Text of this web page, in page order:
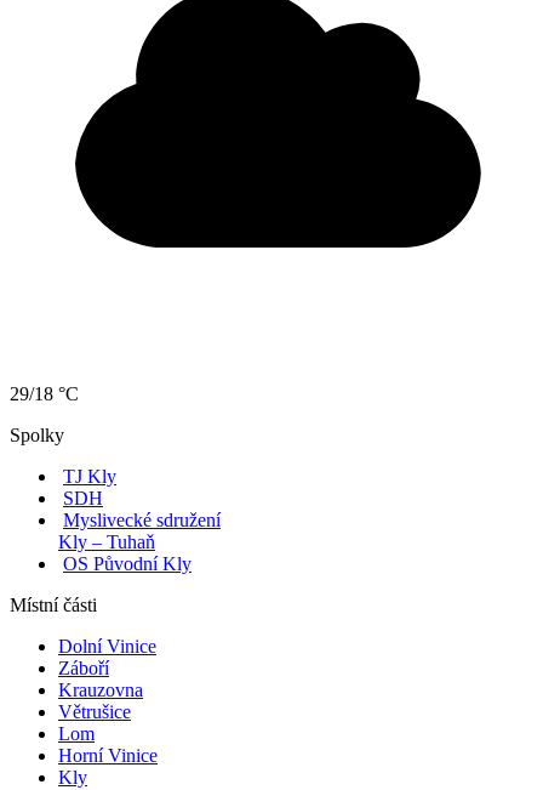
29/18 °C
Spolky
TJ Kly
SDH
Myslivecké sdružení
Kly – Tuhaň
OS Původní Kly
Místní části
Dolní Vinice
Záboří
Krauzovna
Větrušice
Lom
Horní Vinice
Kly